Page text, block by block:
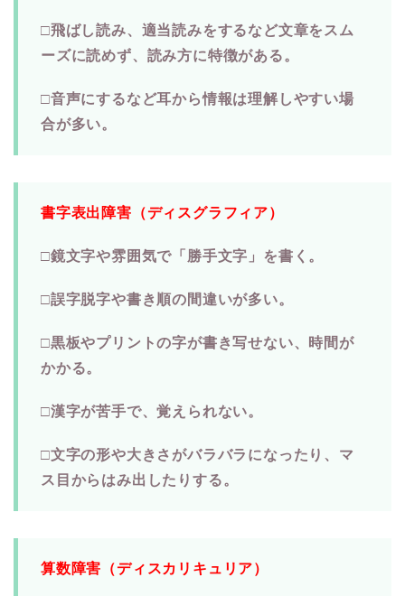
□飛ばし読み、適当読みをするなど文章をスム
ーズに読めず、読み方に特徴がある。
□音声にするなど耳から情報は理解しやすい場
合が多い。
書字表出障害（ディスグラフィア）
□鏡文字や雰囲気で「勝手文字」を書く。
□誤字脱字や書き順の間違いが多い。
□黒板やプリントの字が書き写せない、時間が
かかる。
□漢字が苦手で、覚えられない。
□文字の形や大きさがバラバラになったり、マ
ス目からはみ出したりする。
算数障害（ディスカリキュリア）